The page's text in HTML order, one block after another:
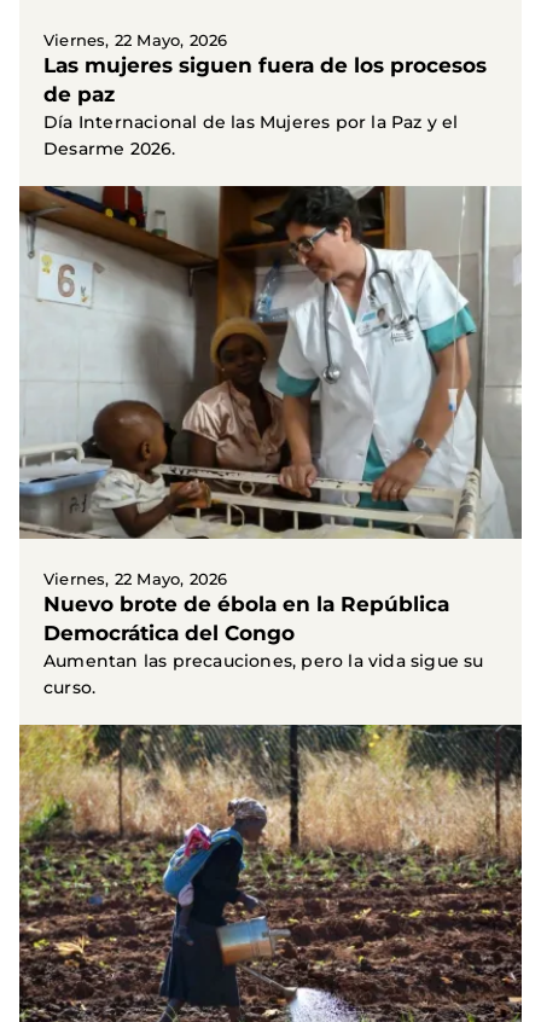
Viernes, 22 Mayo, 2026
Las mujeres siguen fuera de los procesos
de paz
Día Internacional de las Mujeres por la Paz y el
Desarme 2026.
Viernes, 22 Mayo, 2026
Nuevo brote de ébola en la República
Democrática del Congo
Aumentan las precauciones, pero la vida sigue su
curso.